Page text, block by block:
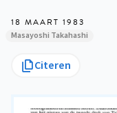
18 MAART 1983
Masayoshi Takahashi
Citeren